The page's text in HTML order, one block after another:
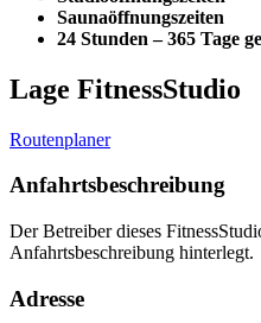
Saunaöffnungszeiten
24 Stunden – 365 Tage
Lage FitnessStudio
Routenplaner
Anfahrtsbeschreibung
Der Betreiber dieses
Anfahrtsbeschreibung hinterlegt.
Adresse